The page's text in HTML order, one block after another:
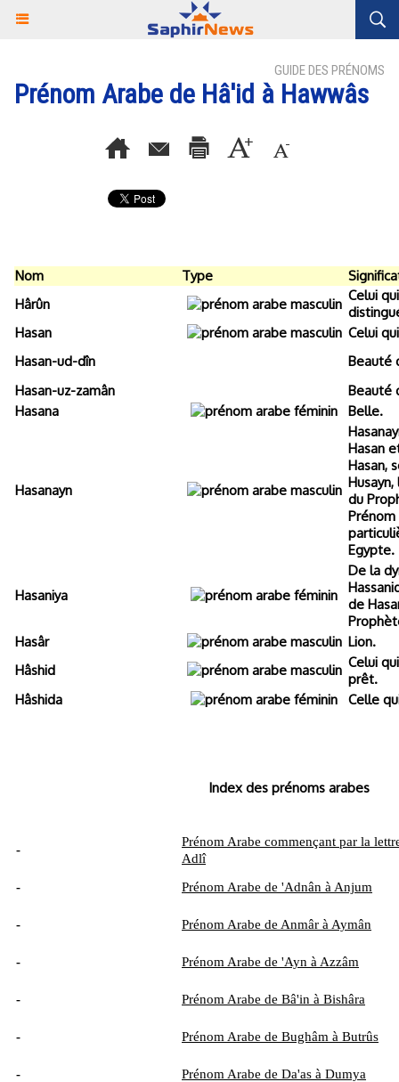
GUIDE DES PRÉNOMS
Prénom Arabe de Hâ'id à Hawwâs
Nom Type
Hârûn
Celui
Hasan
Celui
Hasan-ud-dîn
Beauté
Hasan-uz-zamân
Beauté
Hasana
Belle.
Hasanayn
Hasan
Hasan,
du
Egypte.
Hasaniya
De la
de
Hasâr
Lion.
Hâshid
Celui
prêt.
Hâshida
Celle
Index des prénoms arabes
-
Prénom Arabe commençant par la
Adlî
-
Prénom Arabe de 'Adnân à Anjum
- Prénom Arabe de Anmâr à Aymân
- Prénom Arabe de 'Ayn à Azzâm
- Prénom Arabe de Bâ'in à Bishâra
- Prénom Arabe de Bughâm à Butrûs
- Prénom Arabe de Da'as à Dumya